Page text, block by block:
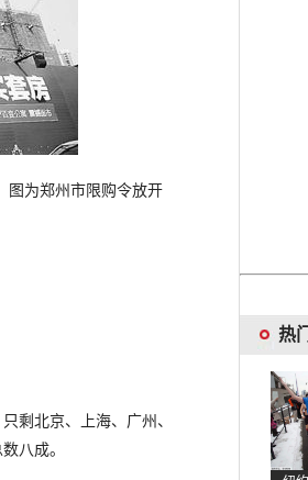
为郑州市限购令放开
剩北京、上海、广州、
八成。
热